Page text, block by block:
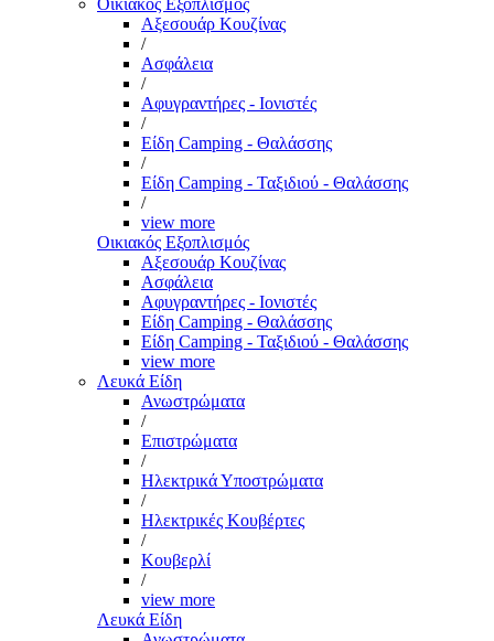
Οικιακός Εξοπλισμός
Αξεσουάρ Κουζίνας
/
Ασφάλεια
/
Αφυγραντήρες - Ιονιστές
/
Είδη Camping - Θαλάσσης
/
Είδη Camping - Ταξιδιού - Θαλάσσης
/
view more
Οικιακός Εξοπλισμός
Αξεσουάρ Κουζίνας
Ασφάλεια
Αφυγραντήρες - Ιονιστές
Είδη Camping - Θαλάσσης
Είδη Camping - Ταξιδιού - Θαλάσσης
view more
Λευκά Είδη
Ανωστρώματα
/
Επιστρώματα
/
Ηλεκτρικά Υποστρώματα
/
Ηλεκτρικές Κουβέρτες
/
Κουβερλί
/
view more
Λευκά Είδη